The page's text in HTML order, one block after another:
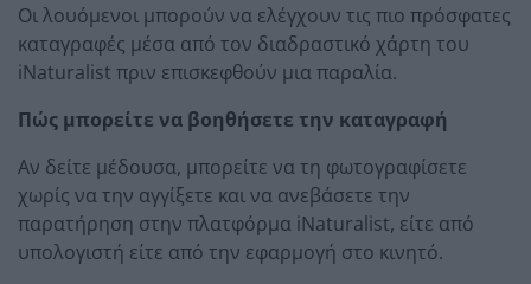
Οι λουόμενοι μπορούν να ελέγχουν τις πιο πρόσφατες
καταγραφές μέσα από τον διαδραστικό χάρτη του
iNaturalist πριν επισκεφθούν μια παραλία.
Πώς μπορείτε να βοηθήσετε την καταγραφή
Αν δείτε μέδουσα, μπορείτε να τη φωτογραφίσετε
χωρίς να την αγγίξετε και να ανεβάσετε την
παρατήρηση στην πλατφόρμα iNaturalist, είτε από
υπολογιστή είτε από την εφαρμογή στο κινητό.